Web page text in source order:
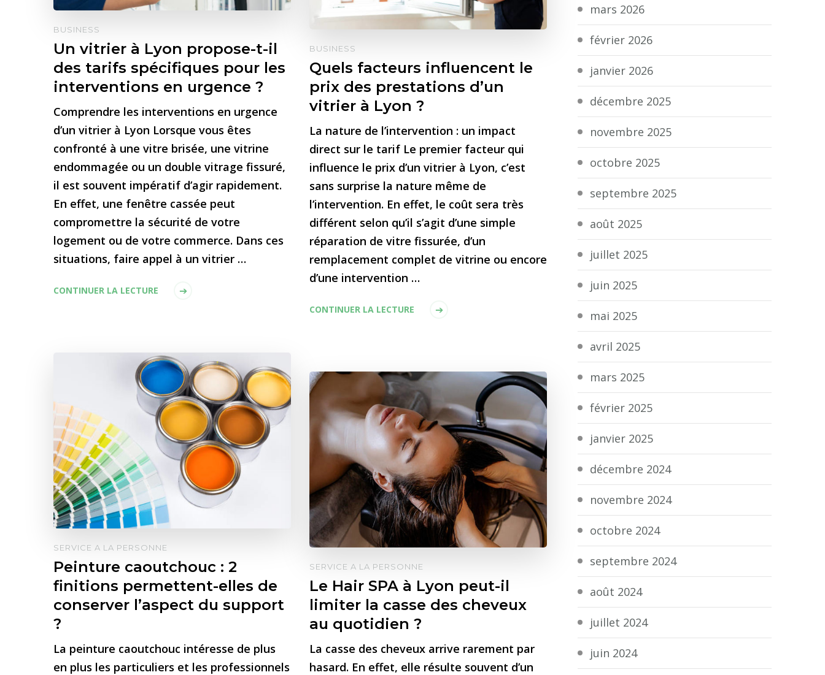
BUSINESS
Un vitrier à Lyon propose-t-il
des tarifs spécifiques pour les
interventions en urgence ?
Comprendre les interventions en urgence
d’un vitrier à Lyon Lorsque vous êtes
confronté à une vitre brisée, une vitrine
endommagée ou un double vitrage fissuré,
il est souvent impératif d’agir rapidement.
En effet, une fenêtre cassée peut
compromettre la sécurité de votre
logement ou de votre commerce. Dans ces
situations, faire appel à un vitrier …
CONTINUER LA LECTURE
BUSINESS
Quels facteurs influencent le
prix des prestations d’un
vitrier à Lyon ?
La nature de l’intervention : un impact
direct sur le tarif Le premier facteur qui
influence le prix d’un vitrier à Lyon, c’est
sans surprise la nature même de
l’intervention. En effet, le coût sera très
différent selon qu’il s’agit d’une simple
réparation de vitre fissurée, d’un
remplacement complet de vitrine ou encore
d’une intervention …
CONTINUER LA LECTURE
SERVICE A LA PERSONNE
Peinture caoutchouc : 2
finitions permettent-elles de
conserver l’aspect du support
?
La peinture caoutchouc intéresse de plus
en plus les particuliers et les professionnels
SERVICE A LA PERSONNE
Le Hair SPA à Lyon peut-il
limiter la casse des cheveux
au quotidien ?
La casse des cheveux arrive rarement par
hasard. En effet, elle résulte souvent d’un
mars 2026
février 2026
janvier 2026
décembre 2025
novembre 2025
octobre 2025
septembre 2025
août 2025
juillet 2025
juin 2025
mai 2025
avril 2025
mars 2025
février 2025
janvier 2025
décembre 2024
novembre 2024
octobre 2024
septembre 2024
août 2024
juillet 2024
juin 2024